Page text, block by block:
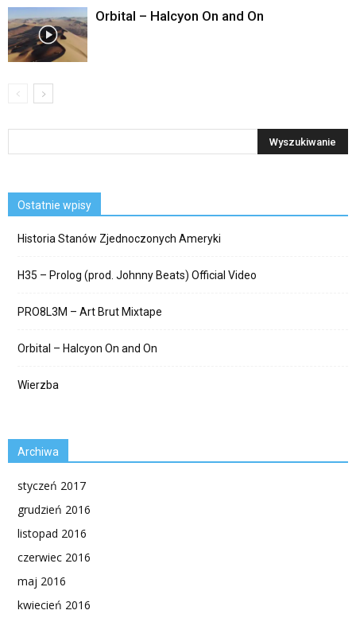
Orbital – Halcyon On and On
Ostatnie wpisy
Historia Stanów Zjednoczonych Ameryki
H35 – Prolog (prod. Johnny Beats) Official Video
PRO8L3M – Art Brut Mixtape
Orbital – Halcyon On and On
Wierzba
Archiwa
styczeń 2017
grudzień 2016
listopad 2016
czerwiec 2016
maj 2016
kwiecień 2016